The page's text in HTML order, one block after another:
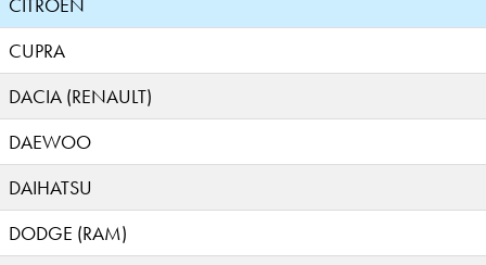
CITROEN
CUPRA
DACIA (RENAULT)
DAEWOO
DAIHATSU
DODGE (RAM)